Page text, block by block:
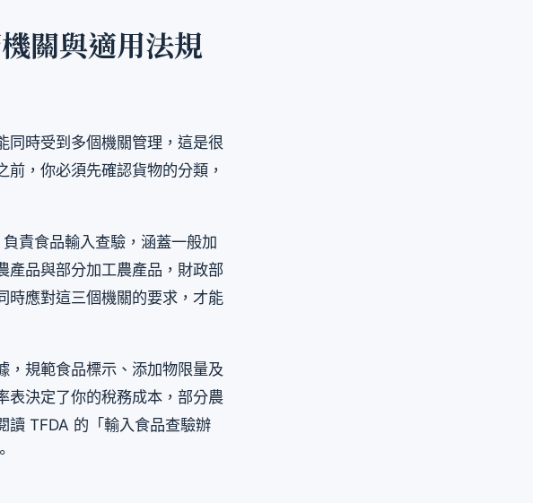
關與適用法規
同時受到多個機關管理，這是很
前，你必須先確認貨物的分類，
責食品輸入查驗，涵蓋一般加
產品與部分加工農產品，財政部
時應對這三個機關的要求，才能
，規範食品標示、添加物限量及
表決定了你的稅務成本，部分農
讀 TFDA 的「輸入食品查驗辦